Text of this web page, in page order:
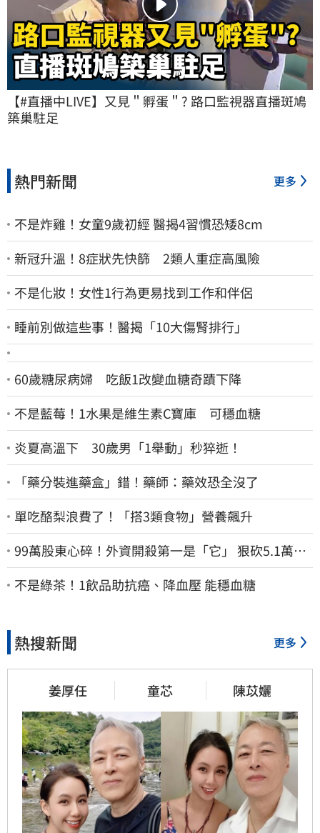
【#直播中LIVE】又見＂孵蛋＂? 路口監視器直播斑鳩
築巢駐足
熱門新聞 更多
不是炸雞！女童9歲初經 醫揭4習慣恐矮8cm
新冠升溫！8症狀先快篩 2類人重症高風險
不是化妝！女性1行為更易找到工作和伴侶
睡前別做這些事！醫揭「10大傷腎排行」
60歲糖尿病婦 吃飯1改變血糖奇蹟下降
不是藍莓！1水果是維生素C寶庫 可穩血糖
炎夏高溫下 30歲男「1舉動」秒猝逝！
「藥分裝進藥盒」錯！藥師：藥效恐全沒了
單吃酪梨浪費了！「搭3類食物」營養飆升
99萬股東心碎！外資開殺第一是「它」 狠砍5.1萬張
股價重挫近5%
不是綠茶！1飲品助抗癌、降血壓 能穩血糖
熱搜新聞 更多
姜厚任 童芯 陳苡孋